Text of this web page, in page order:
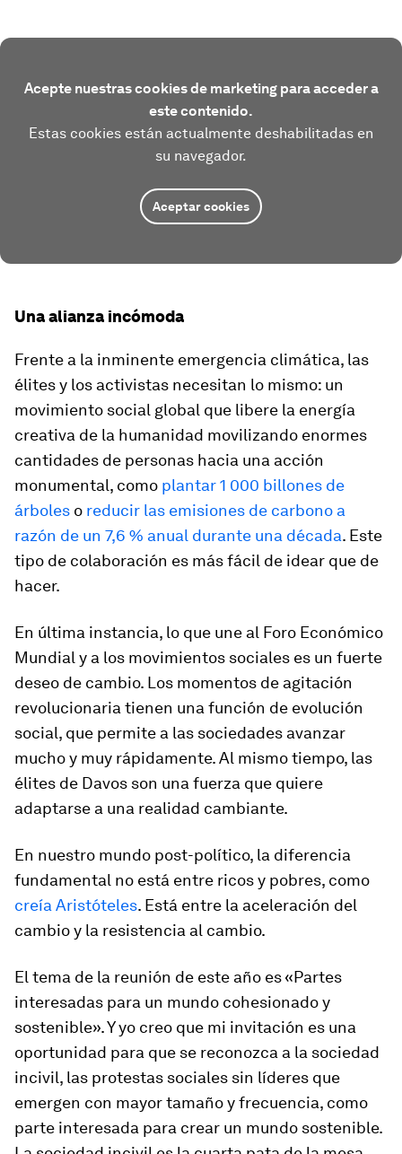
Acepte nuestras cookies de marketing para acceder a
este contenido.
Estas cookies están actualmente deshabilitadas en
su navegador.
Aceptar cookies
Una alianza incómoda
Frente a la inminente emergencia climática, las
élites y los activistas necesitan lo mismo: un
movimiento social global que libere la energía
creativa de la humanidad movilizando enormes
cantidades de personas hacia una acción
monumental, como plantar 1 000 billones de
árboles o reducir las emisiones de carbono a
razón de un 7,6 % anual durante una década. Este
tipo de colaboración es más fácil de idear que de
hacer.
En última instancia, lo que une al Foro Económico
Mundial y a los movimientos sociales es un fuerte
deseo de cambio. Los momentos de agitación
revolucionaria tienen una función de evolución
social, que permite a las sociedades avanzar
mucho y muy rápidamente. Al mismo tiempo, las
élites de Davos son una fuerza que quiere
adaptarse a una realidad cambiante.
En nuestro mundo post-político, la diferencia
fundamental no está entre ricos y pobres, como
creía Aristóteles. Está entre la aceleración del
cambio y la resistencia al cambio.
El tema de la reunión de este año es «Partes
interesadas para un mundo cohesionado y
sostenible». Y yo creo que mi invitación es una
oportunidad para que se reconozca a la sociedad
incivil, las protestas sociales sin líderes que
emergen con mayor tamaño y frecuencia, como
parte interesada para crear un mundo sostenible.